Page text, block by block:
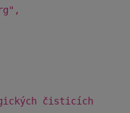
čisticích